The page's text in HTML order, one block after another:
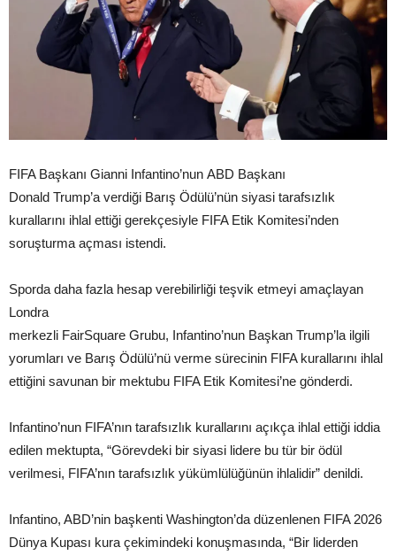
FIFA Başkanı Gianni Infantino’nun ABD Başkanı
Donald Trump’a verdiği Barış Ödülü’nün siyasi tarafsızlık
kurallarını ihlal ettiği gerekçesiyle FIFA Etik Komitesi’nden
soruşturma açması istendi.
Sporda daha fazla hesap verebilirliği teşvik etmeyi amaçlayan
Londra
merkezli FairSquare Grubu, Infantino’nun Başkan Trump’la ilgili
yorumları ve Barış Ödülü’nü verme sürecinin FIFA kurallarını ihlal
ettiğini savunan bir mektubu FIFA Etik Komitesi’ne gönderdi.
Infantino’nun FIFA’nın tarafsızlık kurallarını açıkça ihlal ettiği iddia
edilen mektupta, “Görevdeki bir siyasi lidere bu tür bir ödül
verilmesi, FIFA’nın tarafsızlık yükümlülüğünün ihlalidir” denildi.
Infantino, ABD’nin başkenti Washington’da düzenlenen FIFA 2026
Dünya Kupası kura çekimindeki konuşmasında, “Bir liderden